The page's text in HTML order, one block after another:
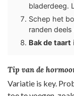
bladerdeeg.
Schep het
randen
Bak de taart
Tip van de
Variatie is key.